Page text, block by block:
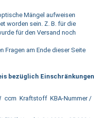
Mängel aufweisen
worden sein. Z. B. für die
für den Versand noch
Fragen am Ende dieser Seite
bezüglich Einschränkungen
ccm Kraftstoff KBA-Nummer /